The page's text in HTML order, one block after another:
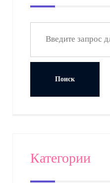
Категории